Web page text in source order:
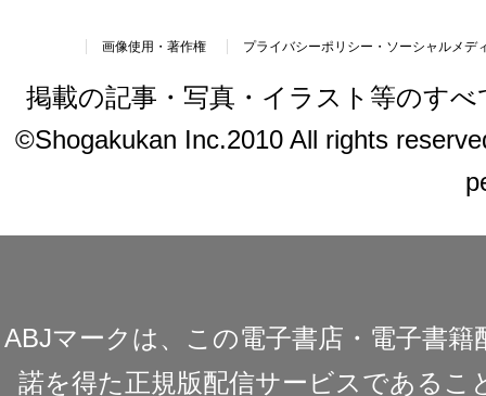
画像使用・著作権 プライバシーポリシー・ソーシャルメデ
掲載の記事・写真・イラスト等のす
©Shogakukan Inc.2010 All rights
ABJマークは、この電子書店・電子書
諾を得た正規版配信サービスであるこ